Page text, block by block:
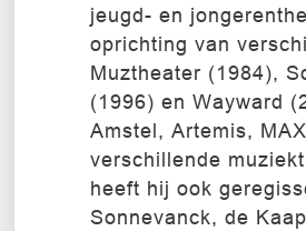
jeugd- en
oprichting van
Muztheater (1984),
(1996) en Wayward
Amstel, Artemis,
verschillende
heeft hij ook
Sonnevanck, de